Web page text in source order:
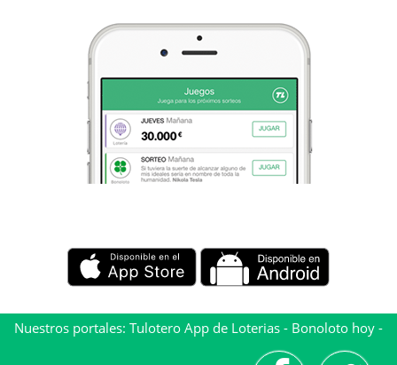
Nuestros portales: Tulotero App de Loterias - Bonoloto hoy -